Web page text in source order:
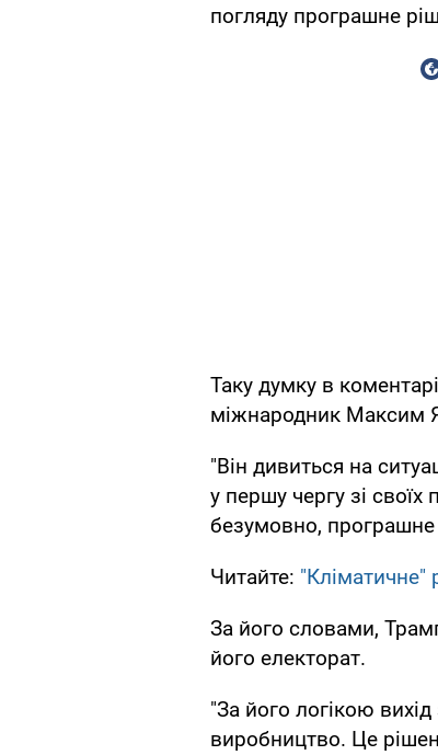
погляду програшне
Таку думку в
міжнародник Максим
"Він дивиться на
у першу чергу зі своїх
безумовно, програшне
Читайте: "Кліматичне"
За його словами,
його електорат.
"За його логікою
виробництво. Це